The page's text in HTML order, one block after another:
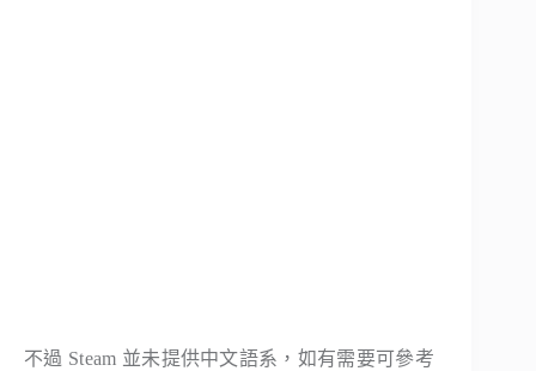
不過 Steam 並未提供中文語系，如有需要可參考